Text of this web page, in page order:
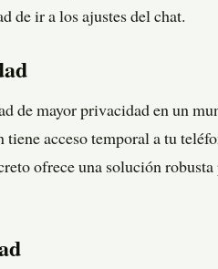
de ir a los ajustes del chat.
de mayor privacidad en un
acceso temporal a tu
ofrece una solución robusta